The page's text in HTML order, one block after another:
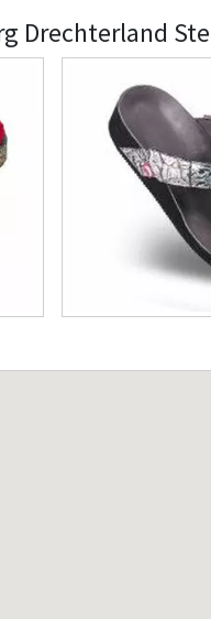
Drechterland